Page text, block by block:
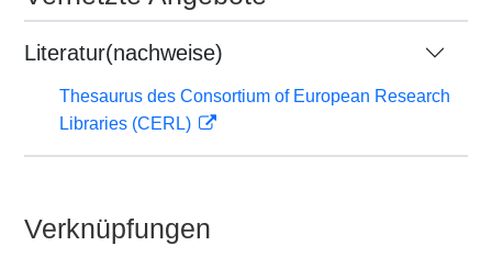
Literatur(nachweise)
Thesaurus des Consortium of European Research
Libraries (CERL)
Verknüpfungen